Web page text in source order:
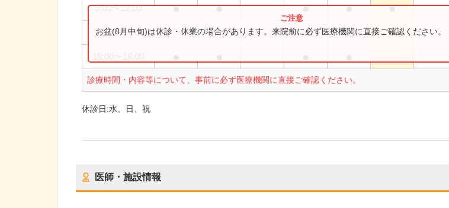
9:00〜12:00 ● ● ● ● ●
14:30〜17:00 ●
診療時間・内容等について、事前に必ず医療機関に直接ご確認ください。
お盆(8月中旬)は休診・休業の場合があります。来院前に必ず医療機関に直接ご確認ください。
休診日:水、日、祝
医師・施設情報